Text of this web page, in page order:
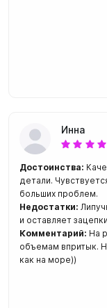
Инна
Достоинства:
детали.
больших проблем.
Недостатки:
и оставляет
Комментарий: На
объемам впритык.
как на море))